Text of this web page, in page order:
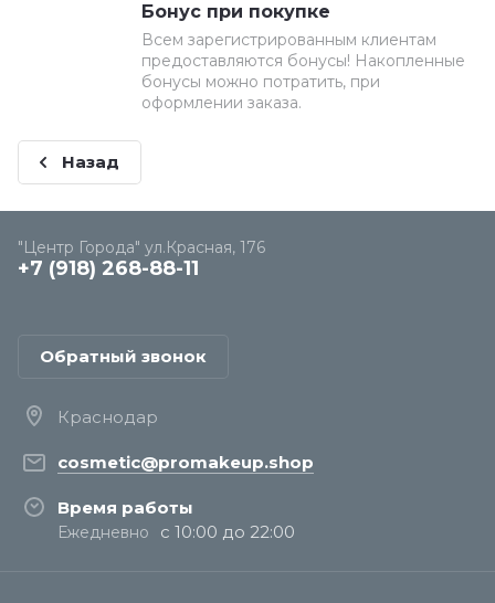
Бонус при покупке
Всем зарегистрированным клиентам
предоставляются бонусы! Накопленные
бонусы можно потратить, при
оформлении заказа.
Назад
"Центр Города" ул.Красная, 176
+7 (918) 268-88-11
Обратный звонок
Краснодар
cosmetic@promakeup.shop
Время работы
Ежедневно с 10:00 до 22:00